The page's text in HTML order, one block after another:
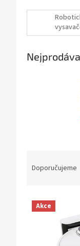
n
Doporučujeme
V Akce